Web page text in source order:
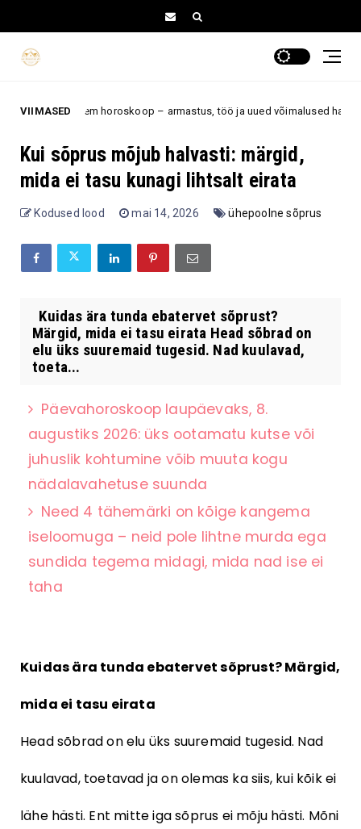
VIIMASED– armastus, töö ja uued võimalused hakkavad lõpuks liikuma
Kui sõprus mõjub halvasti: märgid,
mida ei tasu kunagi lihtsalt eirata
Kodused lood mai 14, 2026 ühepoolne sõprus
Kuidas ära tunda ebatervet sõprust?
Märgid, mida ei tasu eirata Head sõbrad on
elu üks suuremaid tugesid. Nad kuulavad,
toeta...
Päevahoroskoop laupäevaks, 8.
augustiks 2026: üks ootamatu kutse või
juhuslik kohtumine võib muuta kogu
nädalavahetuse suunda
Need 4 tähemärki on kõige kangema
iseloomuga – neid pole lihtne murda ega
sundida tegema midagi, mida nad ise ei
taha
Kuidas ära tunda ebatervet sõprust? Märgid,
mida ei tasu eirata
Head sõbrad on elu üks suuremaid tugesid. Nad
kuulavad, toetavad ja on olemas ka siis, kui kõik ei
lähe hästi. Ent mitte iga sõprus ei mõju hästi. Mõni